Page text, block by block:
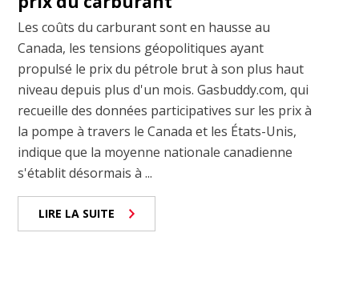
Les coûts du carburant sont en hausse au
Canada, les tensions géopolitiques ayant
propulsé le prix du pétrole brut à son plus haut
niveau depuis plus d'un mois. Gasbuddy.com, qui
recueille des données participatives sur les prix à
la pompe à travers le Canada et les États-Unis,
indique que la moyenne nationale canadienne
s'établit désormais à ...
LIRE LA SUITE